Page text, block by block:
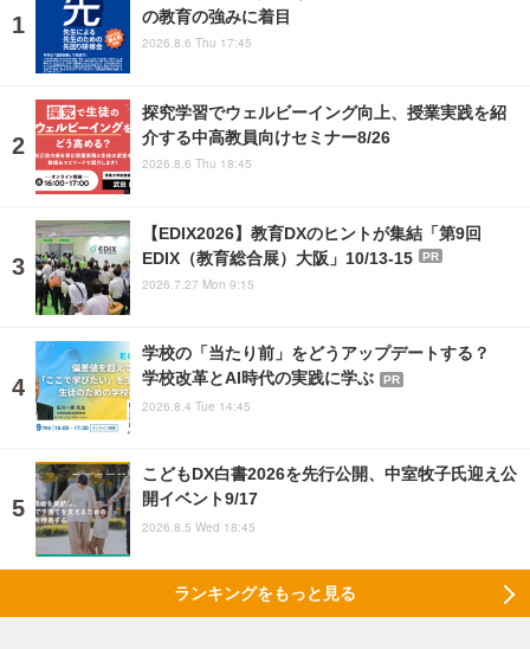
の教育の強みに着目
2026.8.6 Thu 17:45
探究学習でウェルビーイング向上、授業実践を紹
介する中高教員向けセミナー8/26
2026.8.6 Thu 18:45
【EDIX2026】教育DXのヒントが集結「第9回
EDIX（教育総合展）大阪」10/13-15
PR
2026.7.27 Mon 9:15
学校の「当たり前」をどうアップデートする？
学校改革とAI時代の実践に学ぶ
PR
2026.8.4 Tue 14:45
こどもDX白書2026を先行公開、中室牧子氏迎え公
開イベント9/17
2026.8.5 Wed 18:45
ランキングをもっと見る